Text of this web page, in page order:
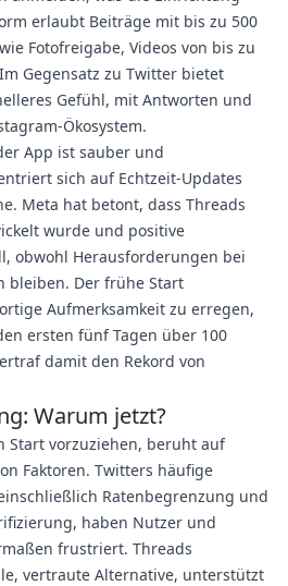
erlaubt Beiträge mit bis zu 500
Fotofreigabe, Videos von bis zu
Gegensatz zu Twitter bietet
Gefühl, mit Antworten und
Ökosystem.
App ist sauber und
sich auf Echtzeit-Updates
Meta hat betont, dass Threads
wurde und positive
obwohl Herausforderungen bei
bleiben. Der frühe Start
Aufmerksamkeit zu erregen,
ersten fünf Tagen über 100
damit den Rekord von
Warum jetzt?
Start vorzuziehen, beruht auf
Faktoren. Twitters häufige
Ratenbegrenzung und
haben Nutzer und
frustriert. Threads
vertraute Alternative, unterstützt